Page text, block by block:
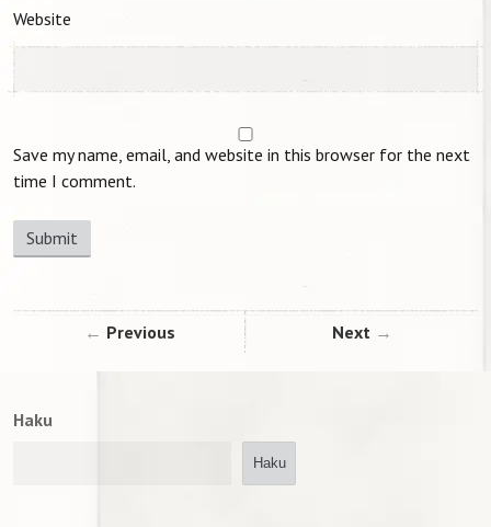
Website
Save my name, email, and website in this browser for the next
time I comment.
Previous Next
Haku
Haku